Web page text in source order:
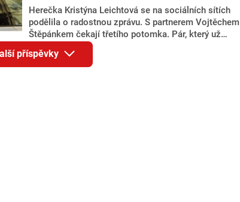
Herečka Kristýna Leichtová se na sociálních sítích
podělila o radostnou zprávu. S partnerem Vojtěchem
Štěpánkem čekají třetího potomka. Pár, který už
společně vychovává dvě dcery, k oznámení přidal
několik vtipných těhotenských snímků imitujících
profesionální focení.
příspěvky